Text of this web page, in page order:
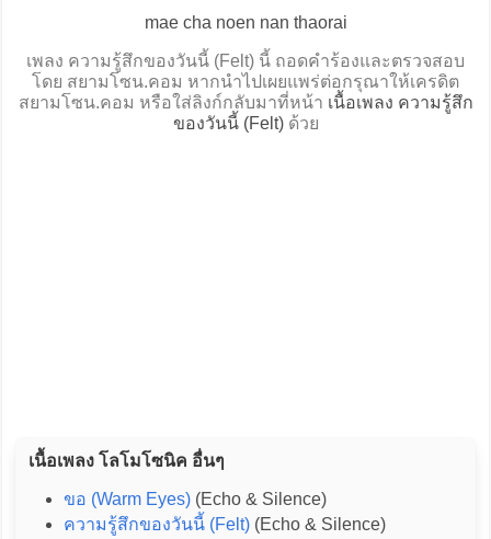
mae cha noen nan thaorai
เพลง ความรู้สึกของวันนี้ (Felt) นี้ ถอดคำร้องและตรวจสอบ
โดย สยามโซน.คอม หากนำไปเผยแพร่ต่อกรุณาให้เครดิต
สยามโซน.คอม หรือใส่ลิงก์กลับมาที่หน้า เนื้อเพลง ความรู้สึก
ของวันนี้ (Felt)ด้วย
เนื้อเพลง โลโมโซนิค อื่นๆ
ขอ (Warm Eyes)(Echo & Silence)
ความรู้สึกของวันนี้ (Felt)(Echo & Silence)